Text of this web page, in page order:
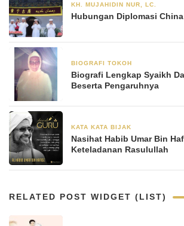
KH. MUJAHIDIN NUR, LC.
Hubungan Diplomasi
BIOGRAFI TOKOH
Biografi Lengkap Syaikh
Beserta Pengaruhnya
KATA KATA BIJAK
Nasihat Habib Umar Bin
Keteladanan Rasulullah
RELATED POST WIDGET (LIST)